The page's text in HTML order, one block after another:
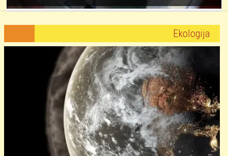
Ekologija